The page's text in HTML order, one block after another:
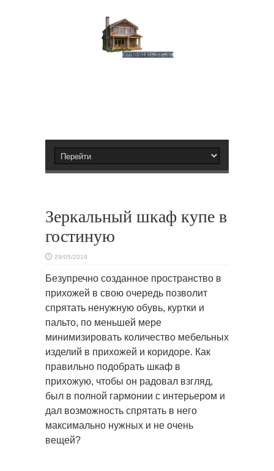
Зеркальный шкаф купе в
гостиную
29/05/2019
Безупречно созданное пространство в
прихожей в свою очередь позволит
спрятать ненужную обувь, куртки и
пальто, по меньшей мере
минимизировать количество мебельных
изделий в прихожей и коридоре. Как
правильно подобрать шкаф в
прихожую, чтобы он радовал взгляд,
был в полной гармонии с интерьером и
дал возможность спрятать в него
максимально нужных и не очень
вещей?